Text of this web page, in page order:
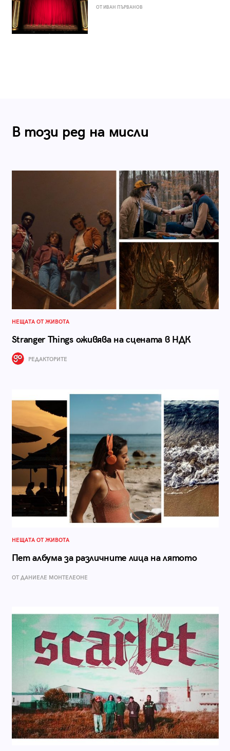
ОТ ИВАН ПЪРВАНОВ
В този ред на мисли
НЕЩАТА ОТ ЖИВОТА
Stranger Things оживява на сцената в НДК
РЕДАКТОРИТЕ
НЕЩАТА ОТ ЖИВОТА
Пет албума за различните лица на лятото
ОТ ДАНИЕЛЕ МОНТЕЛЕОНЕ